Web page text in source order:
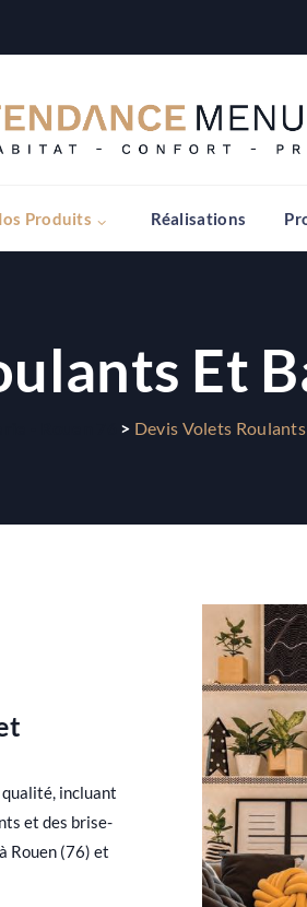
Produits Réalisations
Et
> Devis Volets
qualité, incluant
et des brise-
Rouen (76) et